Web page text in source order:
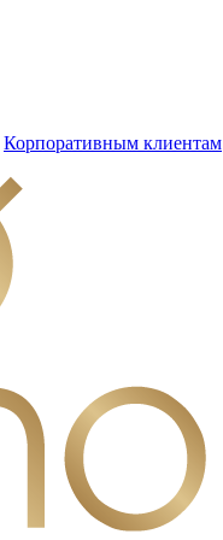
Корпоративным клиентам